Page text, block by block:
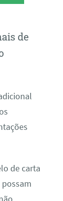
de
de carta